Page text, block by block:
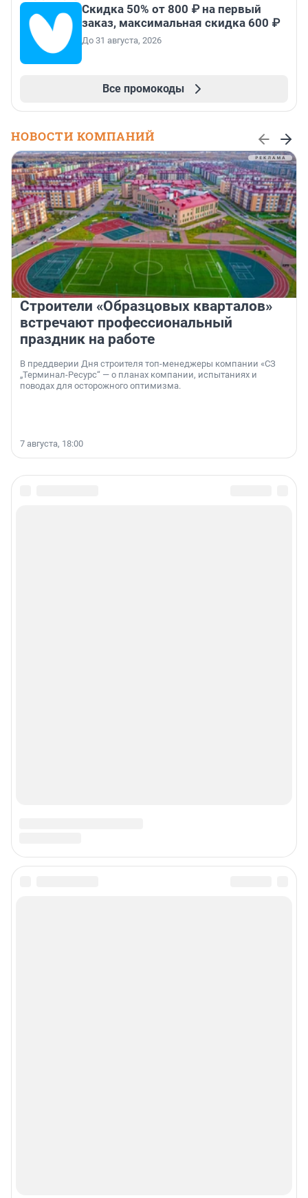
Скидка 50% от 800 ₽ на первый
заказ, максимальная скидка 600 ₽
До 31 августа, 2026
Все промокоды
НОВОСТИ КОМПАНИЙ
Строители «Образцовых кварталов»
встречают профессиональный
праздник на работе
В преддверии Дня строителя топ-менеджеры компании «СЗ
„Терминал-Ресурс“ — о планах компании, испытаниях и
поводах для осторожного оптимизма.
7 августа, 18:00